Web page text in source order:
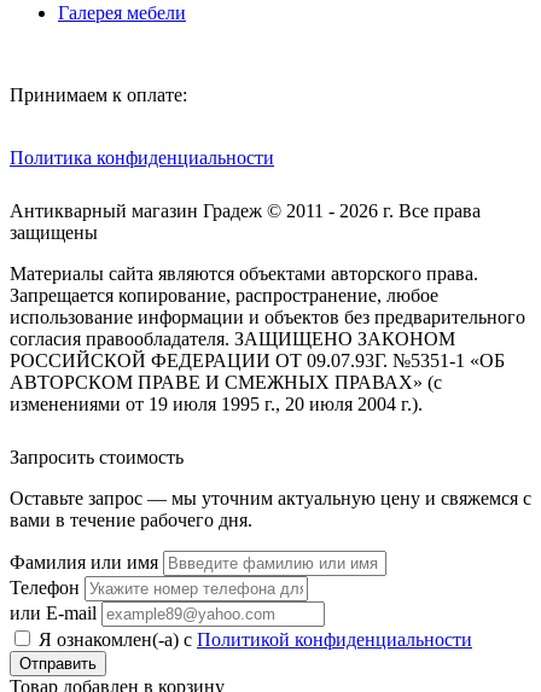
Галерея мебели
Принимаем к оплате:
Политика конфиденциальности
Антикварный магазин Градеж © 2011 - 2026 г. Все права
защищены
Материалы сайта являются объектами авторского права.
Запрещается копирование, распространение, любое
использование информации и объектов без предварительного
согласия правообладателя. ЗАЩИЩЕНО ЗАКОНОМ
РОССИЙСКОЙ ФЕДЕРАЦИИ ОТ 09.07.93Г. №5351-1 «ОБ
АВТОРСКОМ ПРАВЕ И СМЕЖНЫХ ПРАВАХ» (с
изменениями от 19 июля 1995 г., 20 июля 2004 г.).
Запросить стоимость
Оставьте запрос — мы уточним актуальную цену и свяжемся с
вами в течение рабочего дня.
Фамилия или имя
Телефон
или E-mail
Я ознакомлен(-а) с Политикой конфиденциальности
Товар добавлен в корзину